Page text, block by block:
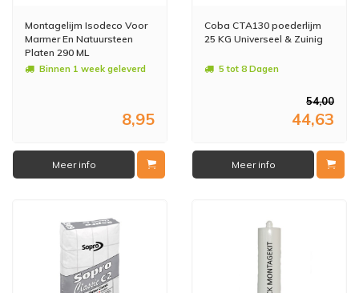
Montagelijm Isodeco Voor
Marmer En Natuursteen
Platen 290 ML
Binnen 1 week geleverd
8,95
Meer info
Coba CTA130 poederlijm
25 KG Universeel & Zuinig
5 tot 8 Dagen
54,00
44,63
Meer info